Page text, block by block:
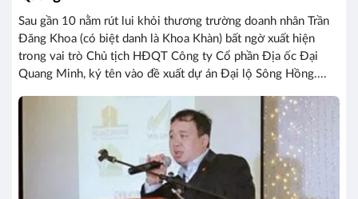
Sau gần 10 nằm rút lui khỏi thương trường doanh nhân Trần
Đăng Khoa (có biệt danh là Khoa Khàn) bất ngờ xuất hiện
trong vai trò Chủ tịch HĐQT Công ty Cổ phần Địa ốc Đại
Quang Minh, ký tên vào đề xuất dự án Đại lộ Sông Hồng....